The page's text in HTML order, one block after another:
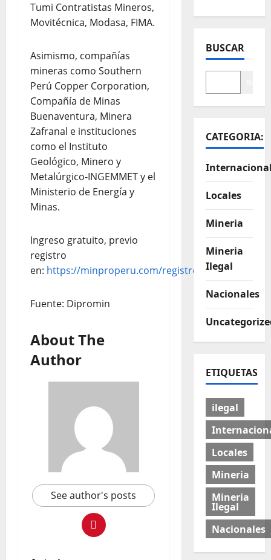
Tumi Contratistas Mineros,
Movitécnica, Modasa, FIMA.
Asimismo, compañías
mineras como Southern
Perú Copper Corporation,
Compañía de Minas
Buenaventura, Minera
Zafranal e instituciones
como el Instituto
Geológico, Minero y
Metalúrgico-INGEMMET y el
Ministerio de Energía y
Minas.
Ingreso gratuito, previo
registro
en: https://minproperu.com/registro/
Fuente: Dipromin
About The
Author
See author's posts
BUSCAR
CATEGORIA:
Locales
Mineria
Mineria
Ilegal
Nacionales
ETIQUETAS
ilegal
Locales
Mineria
Mineria
Ilegal
Nacionales